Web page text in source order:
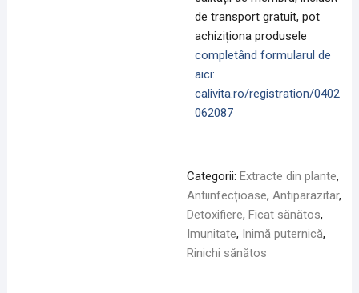
de transport gratuit, pot
achiziționa produsele
completând formularul de
aici:
calivita.ro/registration/0402
062087
Categorii: Extracte din plante,
Antiinfecțioase, Antiparazitar,
Detoxifiere, Ficat sănătos,
Imunitate, Inimă puternică,
Rinichi sănătos